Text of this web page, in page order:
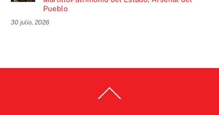
Pueblo
30 julio, 2026
To